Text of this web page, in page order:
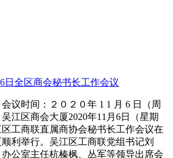
日全区商会秘书长工作会议
议时间：２０２０年 1 1 月 6 日（周
江区商会大厦2020年11月6日（星期
工商联直属商协会秘书长工作会议在
利举行。吴江区工商联党组书记刘
公室主任杭榛枫、丛军等领导出席会